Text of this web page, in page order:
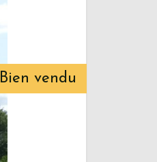
Bien vendu